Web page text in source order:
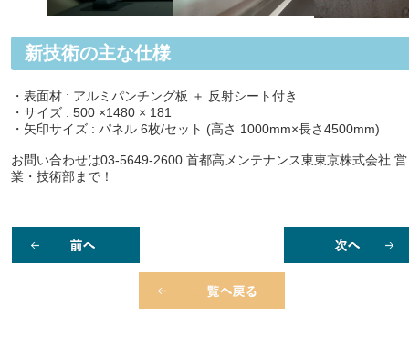
新技術の主な仕様
・表面材 : アルミパンチング板 ＋ 反射シート付き
・サイズ : 500 ×1480 × 181
・矢印サイズ : パネル 6枚/セット (高さ 1000mm×長さ4500mm)
お問い合わせは03-5649-2600 首都高メンテナンス東東京株式会社 営
業・技術部まで！